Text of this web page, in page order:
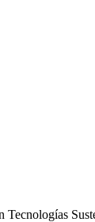
Tecnologías